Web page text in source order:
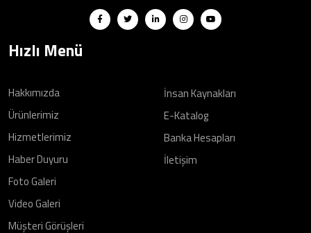
Hızlı Menü
Hakkımızda
Ürünlerimiz
Hizmetlerimiz
Haber Duyuru
Foto Galeri
Video Galeri
Müşteri Görüşleri
İnsan Kaynakları
E-Katalog
Banka Hesapları
İletişim